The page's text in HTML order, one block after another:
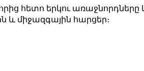
հետո երկու առաջնորդները
միջազգային հարցեր։